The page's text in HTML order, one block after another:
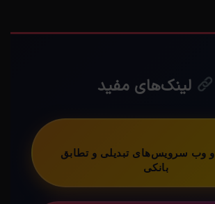
لینک‌های مفید
API و وب سرویس‌های تبدیلی و تطابق
بانکی